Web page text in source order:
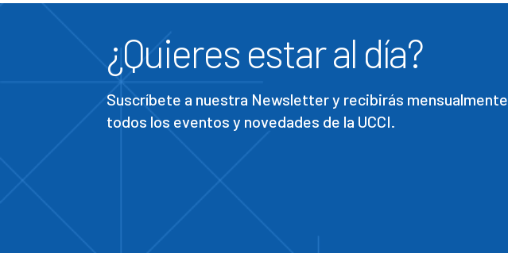
¿Quieres estar al día?
Suscríbete a nuestra Newsletter y recibirás mensualmente
todos los eventos y novedades de la UCCI.